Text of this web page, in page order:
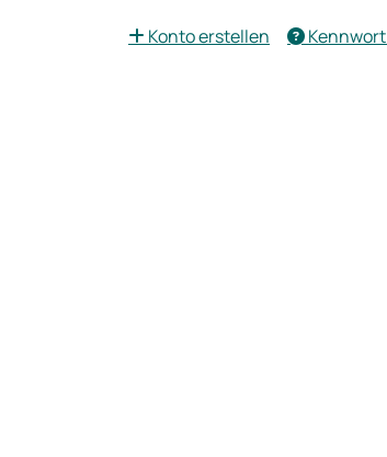
Konto erstellen